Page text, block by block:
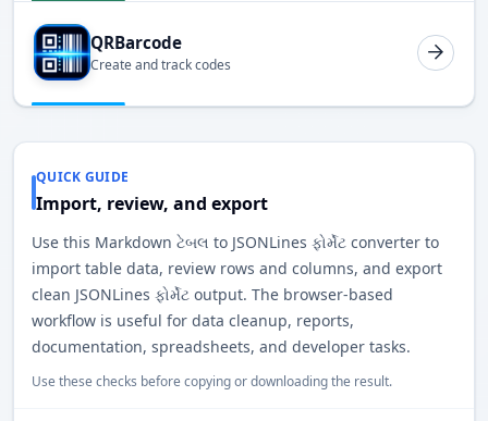
QRBarcode
Create and track codes
QUICK GUIDE
Import, review, and export
Use this Markdown ટેબલ to JSONLines ફોર્મેટ converter to
import table data, review rows and columns, and export
clean JSONLines ફોર્મેટ output. The browser-based
workflow is useful for data cleanup, reports,
documentation, spreadsheets, and developer tasks.
Use these checks before copying or downloading the result.